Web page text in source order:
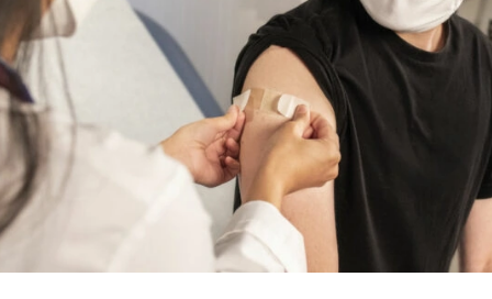
Kontakt
Standorte
Berlin
Bonn
Kaiserslautern